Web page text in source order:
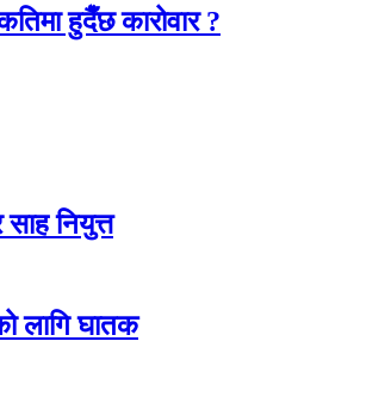
हुदैँछ कारोवार ?
नियुत्त
लागि घातक